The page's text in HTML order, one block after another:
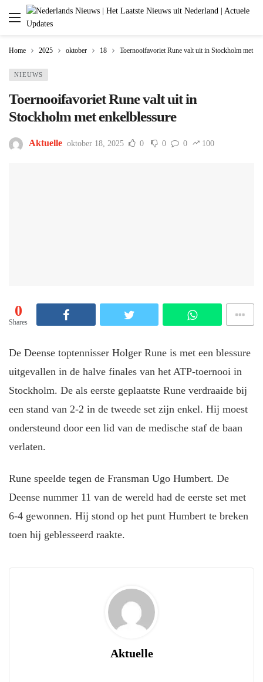
Home 2025 oktober 18 Toernooifavoriet Rune valt uit in Stockholm met
NIEUWS
Toernooifavoriet Rune valt uit in
Stockholm met enkelblessure
Aktuelle oktober 18, 2025 0 0 0 100
0
Shares
De Deense toptennisser Holger Rune is met een blessure
uitgevallen in de halve finales van het ATP-toernooi in
Stockholm. De als eerste geplaatste Rune verdraaide bij
een stand van 2-2 in de tweede set zijn enkel. Hij moest
ondersteund door een lid van de medische staf de baan
verlaten.
Rune speelde tegen de Fransman Ugo Humbert. De
Deense nummer 11 van de wereld had de eerste set met
6-4 gewonnen. Hij stond op het punt Humbert te breken
toen hij geblesseerd raakte.
Aktuelle